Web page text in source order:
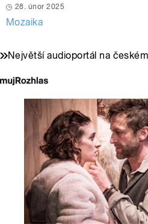
28. únor 2025
Mozaika
Největší audioportál na